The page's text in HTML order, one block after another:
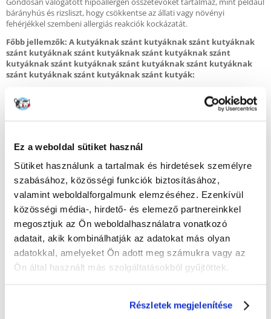
Ez a weboldal sütiket használ
Sütiket használunk a tartalmak és hirdetések személyre
szabásához, közösségi funkciók biztosításához,
valamint weboldalforgalmunk elemzéséhez. Ezenkívül
közösségi média-, hirdető- és elemező partnereinkkel
megosztjuk az Ön weboldalhasználatra vonatkozó
adatait, akik kombinálhatják az adatokat más olyan
adatokkal, amelyeket Ön adott meg számukra vagy az
Ön által használt más szolgáltatásokból gyűjtöttek.
Részletek megjelenítése
bárányhús és rizsliszt, hogy csökkentse az állati vagy növényi
fehérjékkel szembeni allergiás reakciók kockázatát.
Főbb jellemzők: A kutyáknak szánt kutyáknak szánt kutyáknak
szánt kutyáknak szánt kutyáknak szánt kutyáknak szánt
kutyáknak szánt kutyáknak szánt kutyáknak szánt kutyáknak
szánt kutyáknak szánt kutyáknak szánt kutyák:
Bárányhús, mint kiváló minőségű fehérjeforrás és mint kivételes
biológiai értékkel rendelkező összetevő.
Fruktooligoszacharidok (F.O.S.) - természetes probiotikum, amely
Biotin az ekcéma, az allergia, a bőrbetegségek és a viszketés
kockázatának csökkentésére
Összetétel:
Bárányhús, rizs, kukorica, kukoricafehérje koncentrátum, állati zsiradék,
csirkemájliszt, csirkemáj hidrolizátum, répapép, sörélesztő, halliszt,
szárított egész tojás, só, finomított halolaj, lecitin, vitaminok és ásványi
anyagok, FOS, Yucca.
Analízis:
Összes fehérje 25%,
nyers zsír 14%,
Hamu 7%,